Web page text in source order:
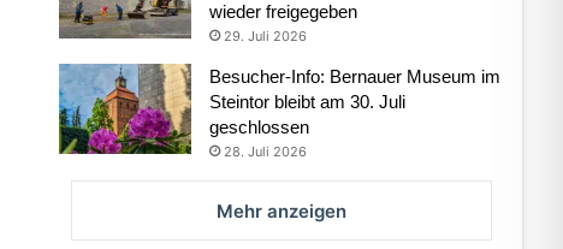
wieder freigegeben
29. Juli 2026
Besucher-Info: Bernauer Museum im
Steintor bleibt am 30. Juli
geschlossen
28. Juli 2026
Mehr anzeigen